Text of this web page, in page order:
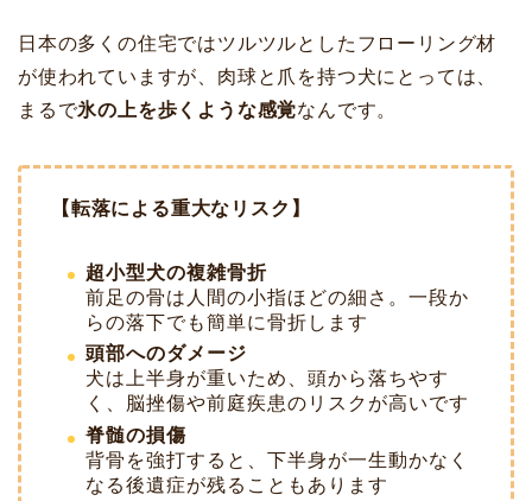
日本の多くの住宅ではツルツルとしたフローリング材
が使われていますが、肉球と爪を持つ犬にとっては、
まるで氷の上を歩くような感覚なんです。
【転落による重大なリスク】
超小型犬の複雑骨折
前足の骨は人間の小指ほどの細さ。一段か
らの落下でも簡単に骨折します
頭部へのダメージ
犬は上半身が重いため、頭から落ちやす
く、脳挫傷や前庭疾患のリスクが高いです
脊髄の損傷
背骨を強打すると、下半身が一生動かなく
なる後遺症が残ることもあります